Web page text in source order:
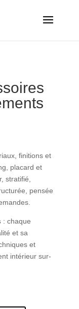
finitions et
placard et
stratifié,
pensée
: chaque
et sa
et
intérieur sur-